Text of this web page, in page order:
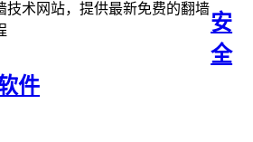
技术网站，提供最新免费的翻墙
安
全
件